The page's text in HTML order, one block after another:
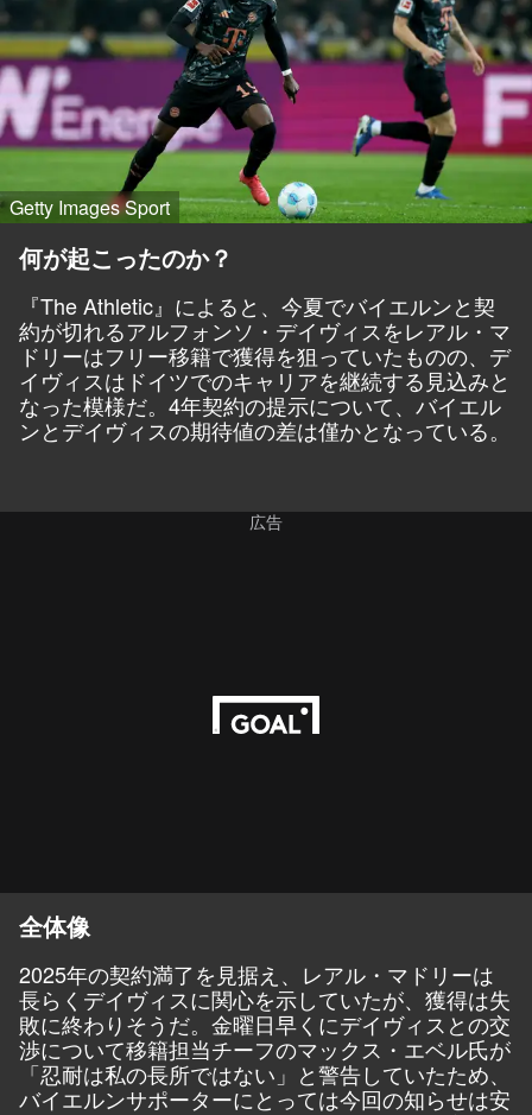
Getty Images Sport
何が起こったのか？
『The Athletic』によると、今夏でバイエルンと契
約が切れるアルフォンソ・デイヴィスをレアル・マ
ドリーはフリー移籍で獲得を狙っていたものの、デ
イヴィスはドイツでのキャリアを継続する見込みと
なった模様だ。4年契約の提示について、バイエル
ンとデイヴィスの期待値の差は僅かとなっている。
広告
全体像
2025年の契約満了を見据え、レアル・マドリーは
長らくデイヴィスに関心を示していたが、獲得は失
敗に終わりそうだ。金曜日早くにデイヴィスとの交
渉について移籍担当チーフのマックス・エベル氏が
「忍耐は私の長所ではない」と警告していたため、
バイエルンサポーターにとっては今回の知らせは安